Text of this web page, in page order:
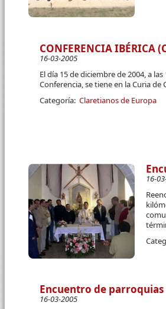
CONFERENCIA
16-03-2005
El día 15 de diciembre de 2004, a
Conferencia, se tiene en la Curia
Categoría: Claretianos de Europa
16-
Encuentro de parroquias
16-03-2005